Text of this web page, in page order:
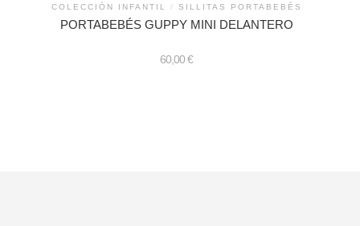
COLECCIÓN INFANTIL / SILLITAS PORTABEBÉS
PORTABEBÉS GUPPY MINI DELANTERO
60,00€